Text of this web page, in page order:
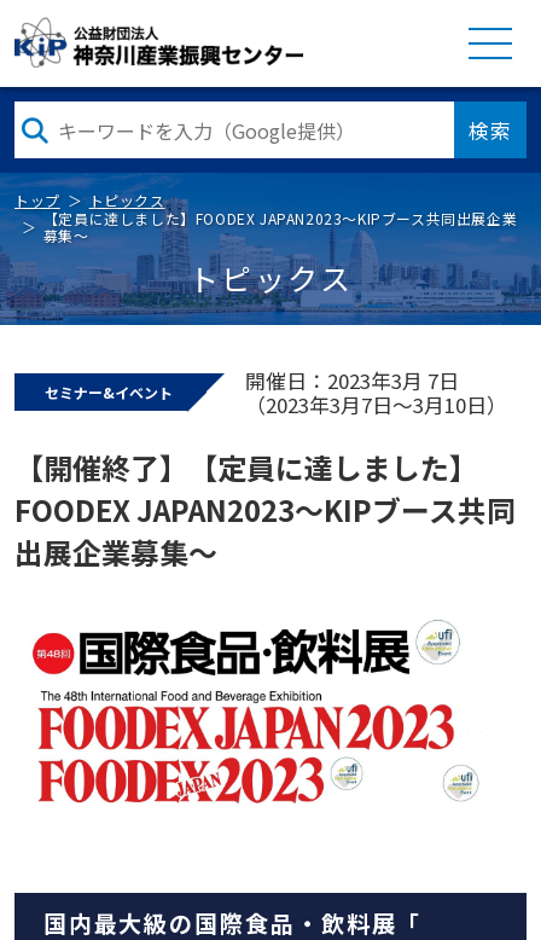
検索
トップ
トピックス
【定員に達しました】FOODEX JAPAN2023～KIPブース共同出展企業
募集～
トピックス
セミナー&イベント
開催日：2023年3月 7日
（2023年3月7日～3月10日）
【開催終了】【定員に達しました】
FOODEX JAPAN2023～KIPブース共同
出展企業募集～
国内最大級の国際食品・飲料展「